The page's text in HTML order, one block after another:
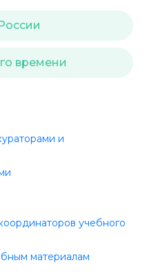
времени
и
учебного
материалам
*
*